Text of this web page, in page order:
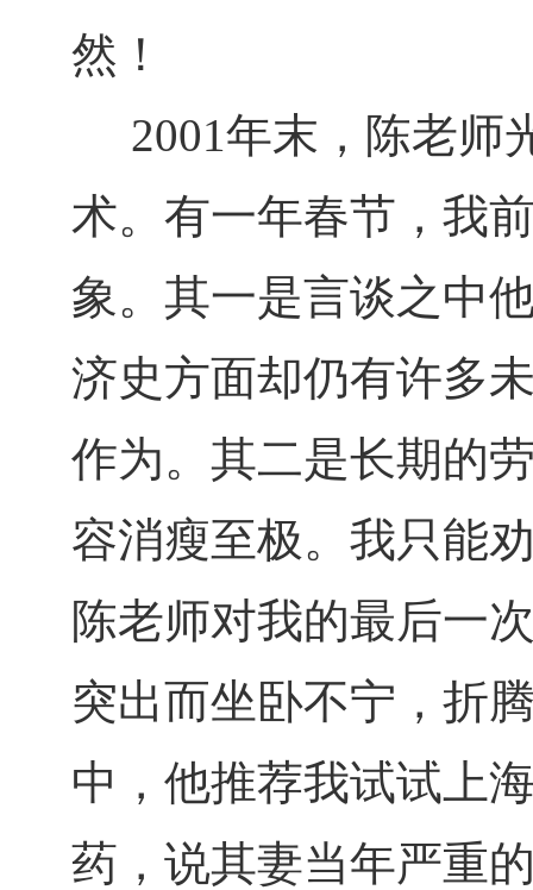
然！
2001年末，陈老师
术。有一年春节，我
象。其一是言谈之中
济史方面却仍有许多
作为。其二是长期的
容消瘦至极。我只能
陈老师对我的最后一
突出而坐卧不宁，折
中，他推荐我试试上
药，说其妻当年严重